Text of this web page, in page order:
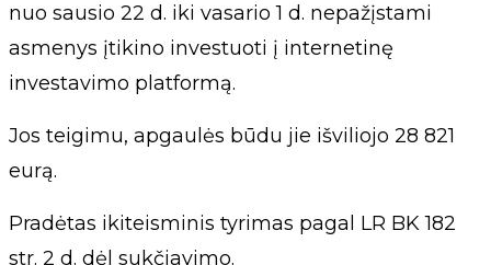
nuo sausio 22 d. iki vasario 1 d. nepažįstami
asmenys įtikino investuoti į internetinę
investavimo platformą.
Jos teigimu, apgaulės būdu jie išviliojo 28 821
eurą.
Pradėtas ikiteisminis tyrimas pagal LR BK 182
str. 2 d. dėl sukčiavimo.